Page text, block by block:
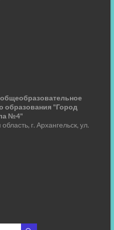
образования "Город
№4"
г. Архангельск, ул.